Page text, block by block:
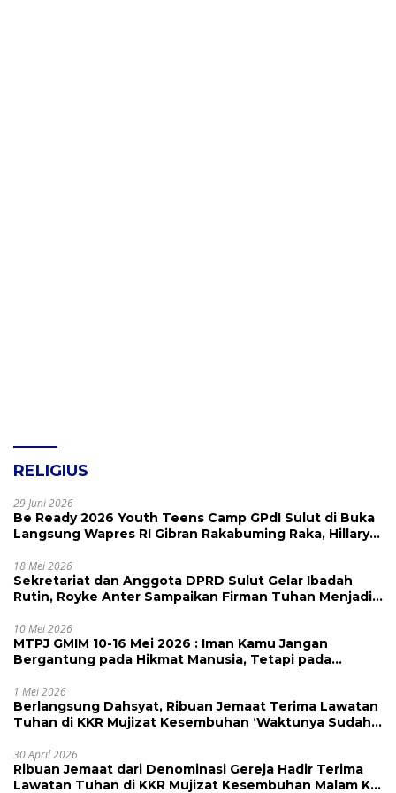
RELIGIUS
29 Juni 2026
Be Ready 2026 Youth Teens Camp GPdI Sulut di Buka
Langsung Wapres RI Gibran Rakabuming Raka, Hillary
18 Mei 2026
Sekretariat dan Anggota DPRD Sulut Gelar Ibadah
Rutin, Royke Anter Sampaikan Firman Tuhan Menjadi
10 Mei 2026
MTPJ GMIM 10-16 Mei 2026 : Iman Kamu Jangan
Bergantung pada Hikmat Manusia, Tetapi pada
1 Mei 2026
Berlangsung Dahsyat, Ribuan Jemaat Terima Lawatan
Tuhan di KKR Mujizat Kesembuhan ‘Waktunya Sudah
30 April 2026
Ribuan Jemaat dari Denominasi Gereja Hadir Terima
Lawatan Tuhan di KKR Mujizat Kesembuhan Malam Ke